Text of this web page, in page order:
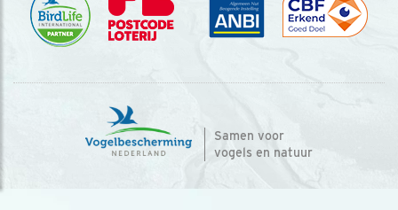
Samen voor
vogels en natuur